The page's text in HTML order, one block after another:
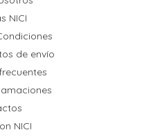
NICI
de envío
NICI